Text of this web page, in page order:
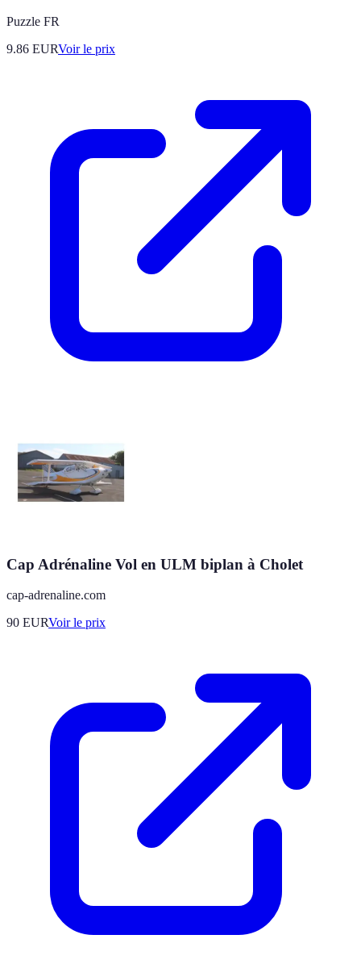
Puzzle FR
9.86 EURVoir le prix
Cap Adrénaline Vol en ULM biplan à Cholet
cap-adrenaline.com
90 EURVoir le prix